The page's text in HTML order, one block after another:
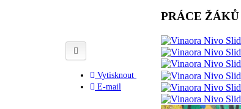
Vytisknout
E-mail
PRÁCE ŽÁKŮ